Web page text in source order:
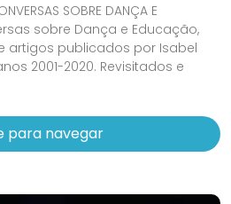
SOBRE DANÇA E
sobre Dança e Educação,
artigos publicados por Isabel
2001-2020. Revisitados e
para navegar